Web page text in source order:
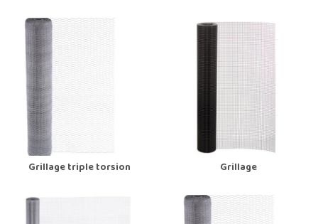
Grillage triple torsion Grillage